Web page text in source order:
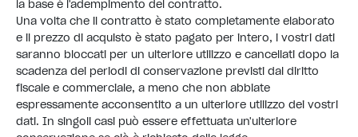
la base è l'adempimento del contratto.
Una volta che il contratto è stato completamente elaborato
e il prezzo di acquisto è stato pagato per intero, i vostri dati
saranno bloccati per un ulteriore utilizzo e cancellati dopo la
scadenza dei periodi di conservazione previsti dal diritto
fiscale e commerciale, a meno che non abbiate
espressamente acconsentito a un ulteriore utilizzo dei vostri
dati. In singoli casi può essere effettuata un'ulteriore